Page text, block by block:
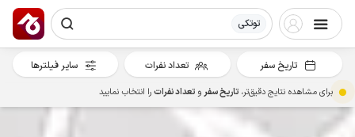
توتکی
تاریخ سفر تعداد نفرات سایر فیلترها
برای مشاهده نتایج دقیق‌تر، تاریخ سفرو تعداد نفراترا انتخاب نمایید